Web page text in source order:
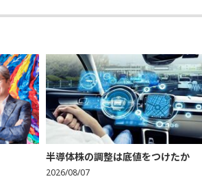
半導体株の調整は底値をつけたか
2026/08/07